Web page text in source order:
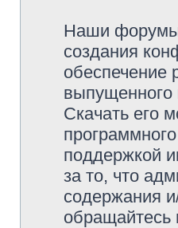
Наши форумы
создания
обеспечение
выпущенного
Скачать его
поддержкой
за то, что
содержания
обращайтесь